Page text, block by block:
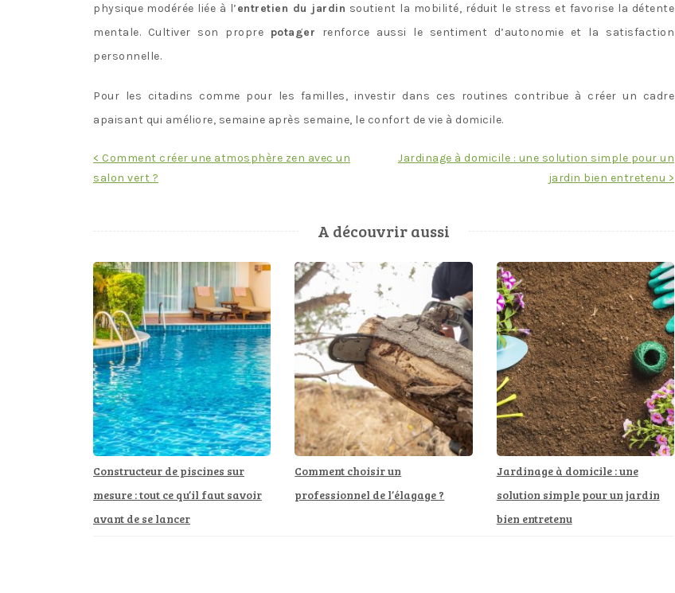
physique modérée liée à l’entretien du jardin soutient la mobilité, réduit le stress et favorise la détente
mentale. Cultiver son propre potager renforce aussi le sentiment d’autonomie et la satisfaction
personnelle.
Pour les citadins comme pour les familles, investir dans ces routines contribue à créer un cadre
apaisant qui améliore, semaine après semaine, le confort de vie à domicile.
Navigation
de
< Comment créer une atmosphère zen avec un
salon vert ?
Jardinage à domicile : une solution simple pour un
jardin bien entretenu >
A découvrir aussi
Constructeur de piscines sur
mesure : tout ce qu’il faut savoir
avant de se lancer
Comment choisir un
professionnel de l’élagage ?
Jardinage à domicile : une
solution simple pour un jardin
bien entretenu